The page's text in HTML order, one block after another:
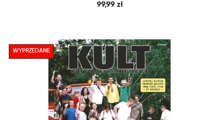
99,99 zł
WYPRZEDANE